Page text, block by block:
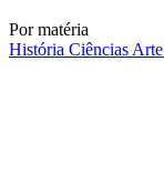
Por matéria
História Ciências Arte